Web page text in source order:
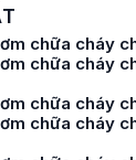
chữa cháy
chữa cháy
chữa cháy
chữa cháy